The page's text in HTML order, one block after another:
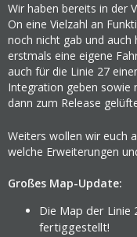
Wir haben bereits in der
On eine Vielzahl an
noch nicht gab und
erstmals eine eigene
auch für die Linie 27
Integration geben sowie
dann zum Release
Weiters wollen wir euch
welche Erweiterungen
Großes Map-Update:
Die Map der Linie
fertiggestellt!